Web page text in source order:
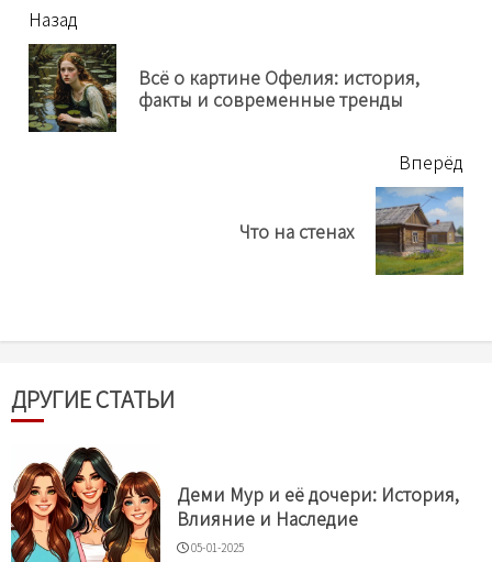
читать
еще
Назад
Всё о картине Офелия: история,
факты и современные тренды
Вперёд
Что на стенах
ДРУГИЕ СТАТЬИ
Деми Мур и её дочери: История,
Влияние и Наследие
05-01-2025